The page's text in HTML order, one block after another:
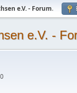
e.V. - Forum.
e.V. -